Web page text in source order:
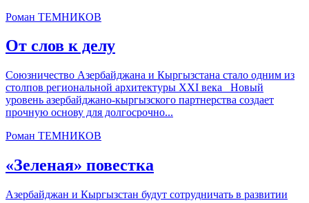
Роман ТЕМНИКОВ
От слов к делу
Союзничество Азербайджана и Кыргызстана стало одним из
столпов региональной архитектуры XXI века Новый
уровень азербайджано-кыргызского партнерства создает
прочную основу для долгосрочно...
Роман ТЕМНИКОВ
«Зеленая» повестка
Азербайджан и Кыргызстан будут сотрудничать в развитии